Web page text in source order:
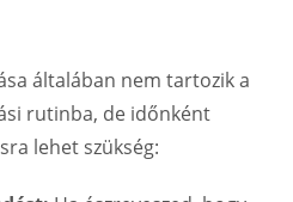
általában nem tartozik a
rutinba, de időnként
lehet szükség: